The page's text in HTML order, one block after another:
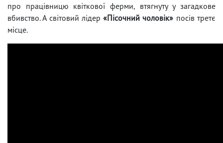
про працівницю квіткової ферми, втягнуту у загадкове
вбивство. А світовий лідер«Пісочний чоловік» посів третє
місце.